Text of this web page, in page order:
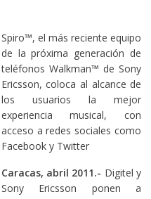
Spiro™, el más reciente equipo
de la próxima generación de
teléfonos Walkman™ de Sony
Ericsson, coloca al alcance de
los usuarios la mejor
experiencia musical, con
acceso a redes sociales como
Facebook y Twitter
Caracas, abril 2011.- Digitel y
Sony Ericsson ponen a